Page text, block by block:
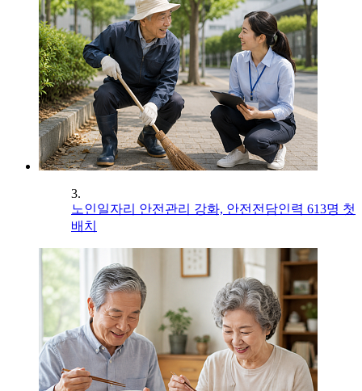
3.
노인일자리 안전관리 강화, 안전전담인력 613명 첫
배치